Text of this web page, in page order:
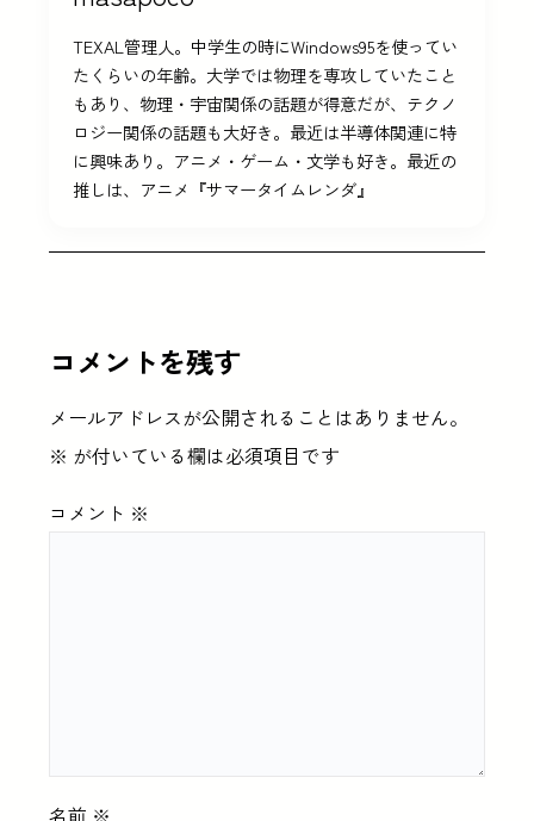
TEXAL管理人。中学生の時にWindows95を使ってい
たくらいの年齢。大学では物理を専攻していたこと
もあり、物理・宇宙関係の話題が得意だが、テクノ
ロジー関係の話題も大好き。最近は半導体関連に特
に興味あり。アニメ・ゲーム・文学も好き。最近の
推しは、アニメ『サマータイムレンダ』
コメントを残す
メールアドレスが公開されることはありません。
※ が付いている欄は必須項目です
コメント ※
名前 ※